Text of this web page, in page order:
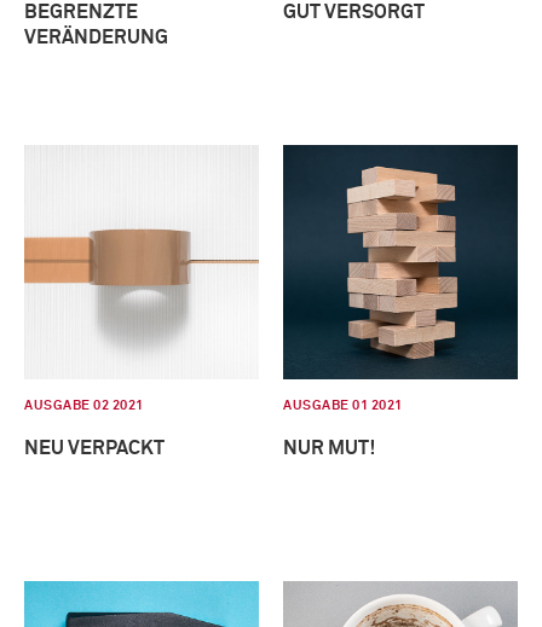
BEGRENZTE
VERÄNDERUNG
GUT VERSORGT
AUSGABE 02 2021
NEU VERPACKT
AUSGABE 01 2021
NUR MUT!